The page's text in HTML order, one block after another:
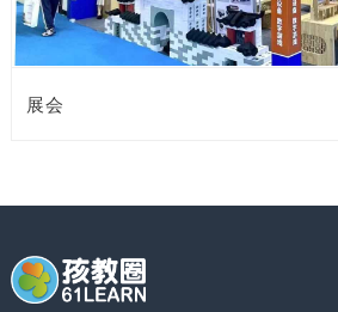
展会